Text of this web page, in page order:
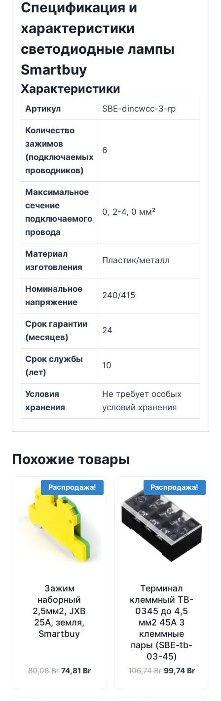
Спецификация и
характеристики
светодиодные лампы
Smartbuy
Характеристики
Артикул SBE-dincwcc-3-rp
Количество
зажимов
(подключаемых
проводников)
6
Максимальное
сечение
подключаемого
провода
0, 2-4, 0 мм²
Материал
изготовления
Пластик/металл
Номинальное
напряжение
240/415
Срок гарантии
(месяцев)
24
Срок службы
(лет)
10
Условия
хранения
Не требует особых
условий хранения
Похожие товары
Распродажа!
Зажим
наборный
2,5мм2, JXB
25А, земля,
Smartbuy
80,06Br Первоначальная
74,81 BrТекущая
Распродажа!
Терминал
клеммный TB-
0345 до 4,5
мм2 45A 3
клеммные
пары (SBE-tb-
03-45)
106,74Br 99,74 Br